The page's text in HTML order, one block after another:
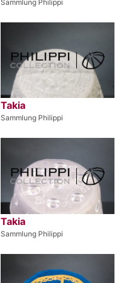
Sammlung Philippi
Takia
Sammlung Philippi
Takia
Sammlung Philippi